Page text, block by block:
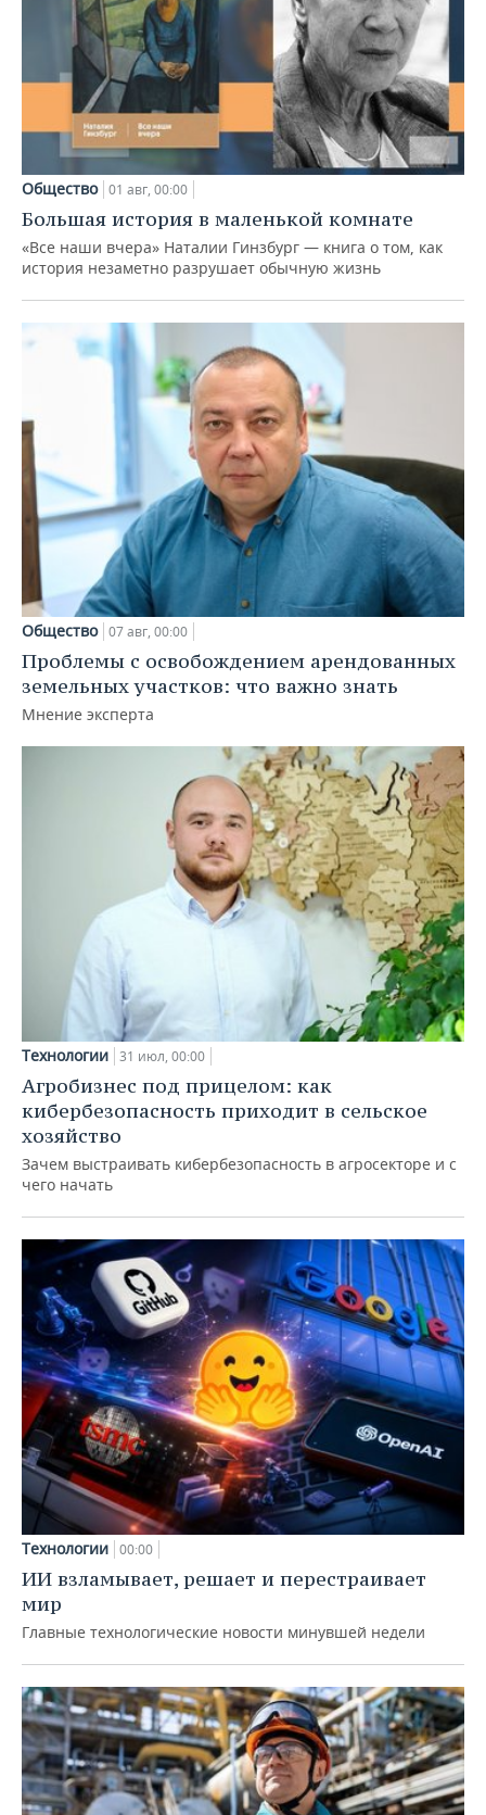
Общество 01 авг, 00:00
Большая история в маленькой комнате
«Все наши вчера» Наталии Гинзбург — книга о том, как
история незаметно разрушает обычную жизнь
Общество 07 авг, 00:00
Проблемы с освобождением арендованных
земельных участков: что важно знать
Мнение эксперта
Технологии 31 июл, 00:00
Агробизнес под прицелом: как
кибербезопасность приходит в сельское
хозяйство
Зачем выстраивать кибербезопасность в агросекторе и с
чего начать
Технологии 00:00
ИИ взламывает, решает и перестраивает
мир
Главные технологические новости минувшей недели